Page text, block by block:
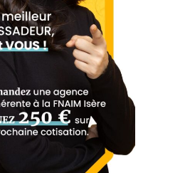
:9h00 - 12h00, 14h00 -